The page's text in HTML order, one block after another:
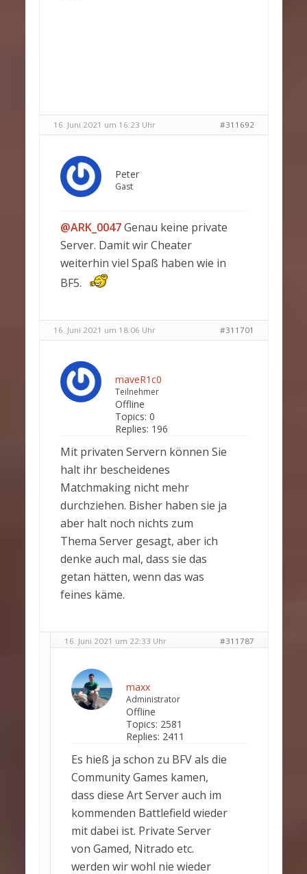
16. Juni 2021 um 16:23 Uhr #311692
Peter
Gast
@ARK_0047Genau keine private
Server. Damit wir Cheater
weiterhin viel Spaß haben wie in
BF5.
16. Juni 2021 um 18:06 Uhr #311701
maveR1c0
Teilnehmer
Offline
Topics: 0
Replies: 196
Mit privaten Servern können Sie
halt ihr bescheidenes
Matchmaking nicht mehr
durchziehen. Bisher haben sie ja
aber halt noch nichts zum
Thema Server gesagt, aber ich
denke auch mal, dass sie das
getan hätten, wenn das was
feines käme.
16. Juni 2021 um 22:33 Uhr #311787
maxx
Administrator
Offline
Topics: 2581
Replies: 2411
Es hieß ja schon zu BFV als die
Community Games kamen,
dass diese Art Server auch im
kommenden Battlefield wieder
mit dabei ist. Private Server
von Gamed, Nitrado etc.
werden wir wohl nie wieder